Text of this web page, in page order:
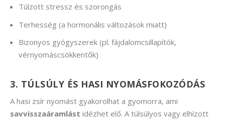
Túlzott stressz és szorongás
Terhesség (a hormonális változások miatt)
Bizonyos gyógyszerek (pl. fájdalomcsillapítók,
vérnyomáscsökkentők)
3. TÚLSÚLY ÉS HASI NYOMÁSFOKOZÓDÁS
A hasi zsír nyomást gyakorolhat a gyomorra, ami
savvisszaáramlást idézhet elő. A túlsúlyos vagy elhízott